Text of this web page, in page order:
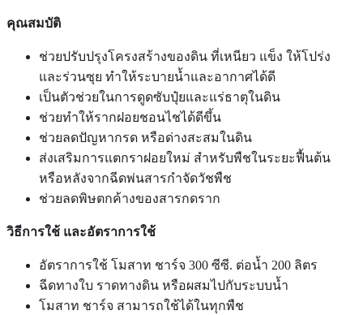
คุณสมบัติ
ช่วยปรับปรุงโครงสร้างของดิน ที่เหนียว แข็ง ให้โปร่ง
และร่วนซุย ทำให้ระบายน้ำและอากาศได้ดี
เป็นตัวช่วยในการดูดซับปุ๋ยและแร่ธาตุในดิน
ช่วยทำให้รากฝอยชอนไชได้ดีขึ้น
ช่วยลดปัญหากรด หรือด่างสะสมในดิน
ส่งเสริมการแตกราฝอยใหม่ สำหรับพืชในระยะฟื้นต้น
หรือหลังจากฉีดพ่นสารกำจัดวัชพืช
ช่วยลดพิษตกค้างของสารกดราก
วิธีการใช้ และอัตราการใช้
อัตราการใช้ โมสาท ชาร์จ 300 ซีซี. ต่อน้ำ 200 ลิตร
ฉีดทางใบ ราดทางดิน หรือผสมไปกับระบบน้ำ
โมสาท ชาร์จ สามารถใช้ได้ในทุกพืช